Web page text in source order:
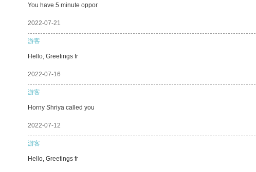
You have 5 minute oppor
2022-07-21
游客
Hello, Greetings fr
2022-07-16
游客
Horny Shriya called you
2022-07-12
游客
Hello, Greetings fr